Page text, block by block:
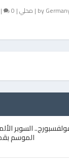
by
| محلي|
0
|
السوبر
الموسم